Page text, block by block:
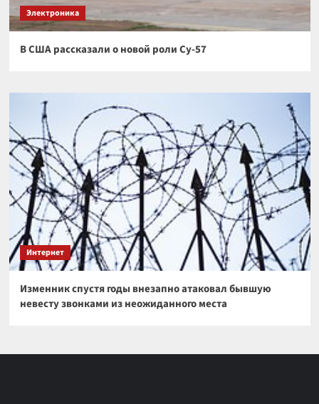
Электроника
В США рассказали о новой роли Су-57
Интернет
Изменник спустя годы внезапно атаковал бывшую
невесту звонками из неожиданного места